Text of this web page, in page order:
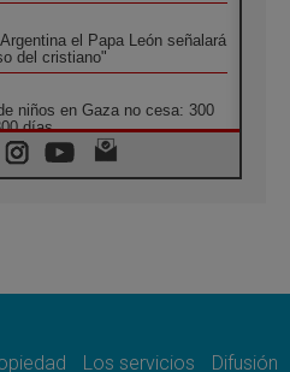
el Papa León señalará
del cristiano"
niños en Gaza no cesa: 300
días
desfigura el mundo, solo la
servicio del Evangelio
Los servicios Difusión